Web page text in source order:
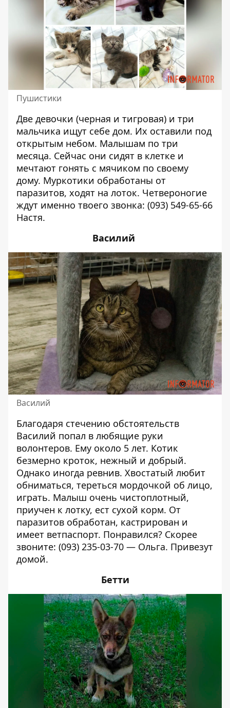
Пушистики
Две девочки (черная и тигровая) и три
мальчика ищут себе дом. Их оставили под
открытым небом. Малышам по три
месяца. Сейчас они сидят в клетке и
мечтают гонять с мячиком по своему
дому. Муркотики обработаны от
паразитов, ходят на лоток. Четвероногие
ждут именно твоего звонка: (093) 549-65-66
Настя.
Василий
Василий
Благодаря стечению обстоятельств
Василий попал в любящие руки
волонтеров. Ему около 5 лет. Котик
безмерно кроток, нежный и добрый.
Однако иногда ревнив. Хвостатый любит
обниматься, тереться мордочкой об лицо,
играть. Малыш очень чистоплотный,
приучен к лотку, ест сухой корм. От
паразитов обработан, кастрирован и
имеет ветпаспорт. Понравился? Скорее
звоните: (093) 235-03-70 — Ольга. Привезут
домой.
Бетти